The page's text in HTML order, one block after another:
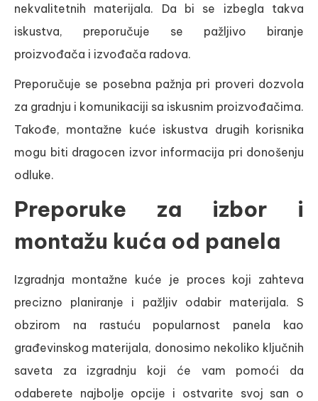
nekvalitetnih materijala. Da bi se izbegla takva
iskustva, preporučuje se pažljivo biranje
proizvođača i izvođača radova.
Preporučuje se posebna pažnja pri proveri dozvola
za gradnju i komunikaciji sa iskusnim proizvođačima.
Takođe, montažne kuće iskustva drugih korisnika
mogu biti dragocen izvor informacija pri donošenju
odluke.
Preporuke za izbor i
montažu kuća od panela
Izgradnja montažne kuće je proces koji zahteva
precizno planiranje i pažljiv odabir materijala. S
obzirom na rastuću popularnost panela kao
građevinskog materijala, donosimo nekoliko ključnih
saveta za izgradnju koji će vam pomoći da
odaberete najbolje opcije i ostvarite svoj san o